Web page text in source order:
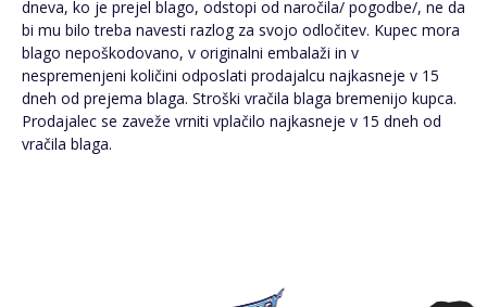
dneva, ko je prejel blago, odstopi od naročila/ pogodbe/, ne da
bi mu bilo treba navesti razlog za svojo odločitev. Kupec mora
blago nepoškodovano, v originalni embalaži in v
nespremenjeni količini odposlati prodajalcu najkasneje v 15
dneh od prejema blaga. Stroški vračila blaga bremenijo kupca.
Prodajalec se zaveže vrniti vplačilo najkasneje v 15 dneh od
vračila blaga.